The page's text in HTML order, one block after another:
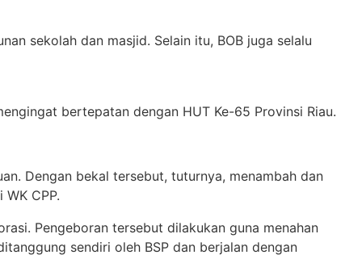
sekolah dan masjid. Selain itu, BOB juga selalu
bertepatan dengan HUT Ke-65 Provinsi Riau.
Dengan bekal tersebut, tuturnya, menambah dan
CPP.
Pengeboran tersebut dilakukan guna menahan
sendiri oleh BSP dan berjalan dengan